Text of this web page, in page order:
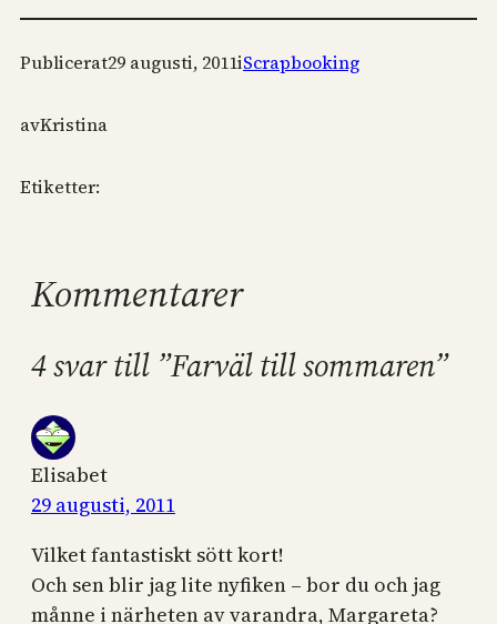
Publicerat29 augusti, 2011iScrapbooking
avKristina
Etiketter:
Kommentarer
4 svar till ”Farväl till sommaren”
Elisabet
29 augusti, 2011
Vilket fantastiskt sött kort!
Och sen blir jag lite nyfiken – bor du och jag
månne i närheten av varandra, Margareta?